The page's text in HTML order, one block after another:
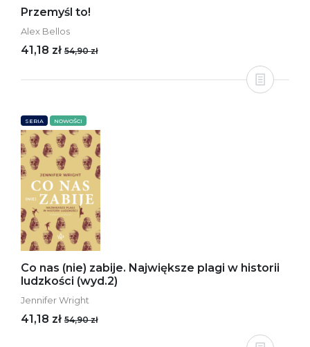
Przemyśl to!
Alex Bellos
41,18 zł 54,90 zł
SERIA NOWOŚCI
Co nas (nie) zabije. Największe plagi w historii
ludzkości (wyd.2)
Jennifer Wright
41,18 zł 54,90 zł